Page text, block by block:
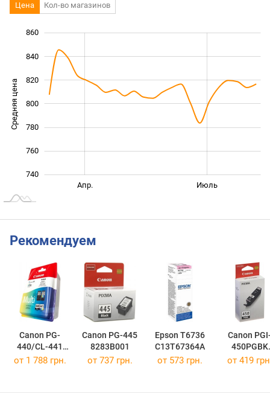
Цена Кол-во магазинов
Средняя цена 740
740
760
780
800
820
840
860
Июль
Апр.
Рекомендуем
Canon PG-
440/CL-441
MULTI
Canon PG-445
8283B001
Epson T6736
C13T67364A
Canon
450PGBK
6499B001
от 1 788 грн. от 737 грн. от 573 грн. от 419